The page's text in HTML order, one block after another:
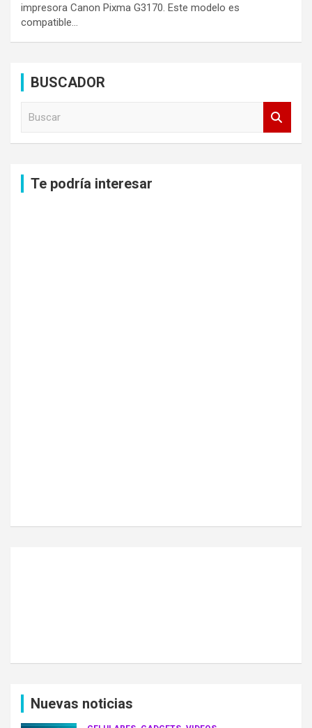
impresora Canon Pixma G3170. Este modelo es
compatible…
BUSCADOR
Te podría interesar
Nuevas noticias